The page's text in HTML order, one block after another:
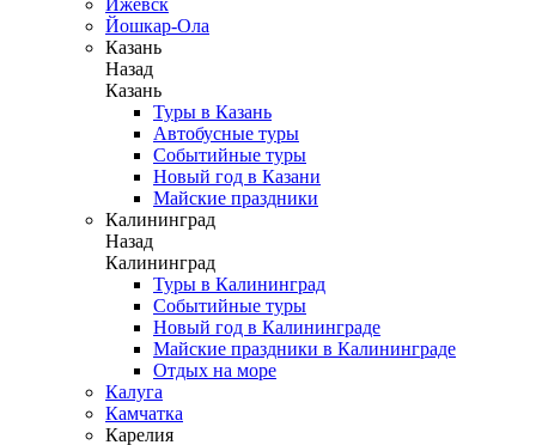
Ижевск
Йошкар-Ола
Казань
Назад
Казань
Туры в Казань
Автобусные туры
Событийные туры
Новый год в Казани
Майские праздники
Калининград
Назад
Калининград
Туры в Калининград
Событийные туры
Новый год в Калининграде
Майские праздники в Калининграде
Отдых на море
Калуга
Камчатка
Карелия